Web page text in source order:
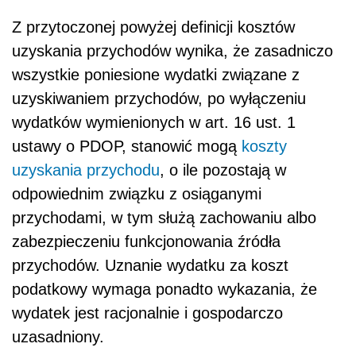
Z przytoczonej powyżej definicji kosztów
uzyskania przychodów wynika, że zasadniczo
wszystkie poniesione wydatki związane z
uzyskiwaniem przychodów, po wyłączeniu
wydatków wymienionych w art. 16 ust. 1
ustawy o PDOP, stanowić mogą koszty
uzyskania przychodu, o ile pozostają w
odpowiednim związku z osiąganymi
przychodami, w tym służą zachowaniu albo
zabezpieczeniu funkcjonowania źródła
przychodów. Uznanie wydatku za koszt
podatkowy wymaga ponadto wykazania, że
wydatek jest racjonalnie i gospodarczo
uzasadniony.